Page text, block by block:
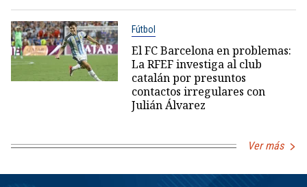
Fútbol
El FC Barcelona en problemas:
La RFEF investiga al club
catalán por presuntos
contactos irregulares con
Julián Álvarez
Ver más